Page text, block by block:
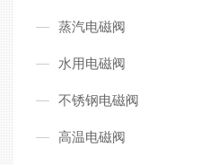
蒸汽电磁阀
水用电磁阀
不锈钢电磁阀
高温电磁阀